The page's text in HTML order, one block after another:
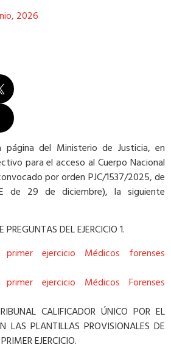
2026
del Ministerio de Justicia, en
para el acceso al Cuerpo Nacional
por orden PJC/1537/2025, de
de 29 de diciembre), la siguiente
PREGUNTAS DEL EJERCICIO 1.
primer ejercicio Médicos forenses
primer ejercicio Médicos Forenses
CALIFICADOR ÚNICO POR EL
LAS PLANTILLAS PROVISIONALES DE
EJERCICIO.